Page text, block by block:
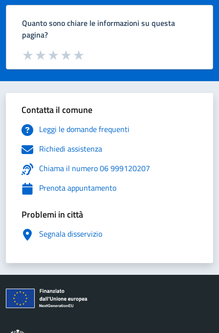
Quanto sono chiare le informazioni su questa
pagina?
Valuta da 1 a 5 stelle la pagina
Valuta 5 stelle su 5
Valuta 4 stelle su 5
Valuta 3 stelle su 5
Valuta 2 stelle su 5
Valuta 1 stelle su 5
Contatta il comune
Leggi le domande frequenti
Richiedi assistenza
Chiama il numero 06 999120207
Prenota appuntamento
Problemi in città
Segnala disservizio